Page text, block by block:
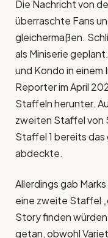
Die Nachricht von
überraschte Fans
gleichermaßen.
als Miniserie
und Kondo in
Reporter im April
Staffeln herunter.
zweiten Staffel von
Staffel 1 bereits das
abdeckte.
Allerdings gab
eine zweite Staffel
Story finden
getan, obwohl